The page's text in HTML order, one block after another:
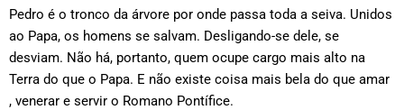
Pedro é o tronco da árvore por onde passa toda a seiva. Unidos
ao Papa, os homens se salvam. Desligando-se dele, se
desviam. Não há, portanto, quem ocupe cargo mais alto na
Terra do que o Papa. E não existe coisa mais bela do que amar
, venerar e servir o Romano Pontífice.